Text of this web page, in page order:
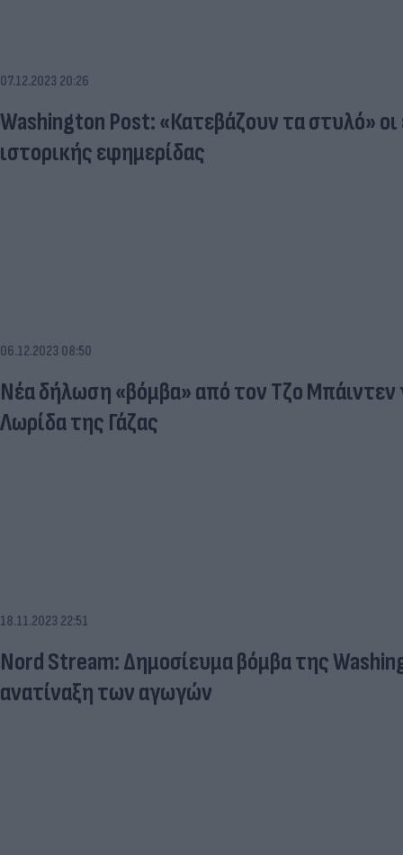
07.12.2023 20:26
Washington Post: «Κατεβάζουν τα στυλό» οι
ιστορικής εφημερίδας
06.12.2023 08:50
Νέα δήλωση «βόμβα» από τον Τζο Μπάιντεν
Λωρίδα της Γάζας
18.11.2023 22:51
Nord Stream: Δημοσίευμα βόμβα της
ανατίναξη των αγωγών